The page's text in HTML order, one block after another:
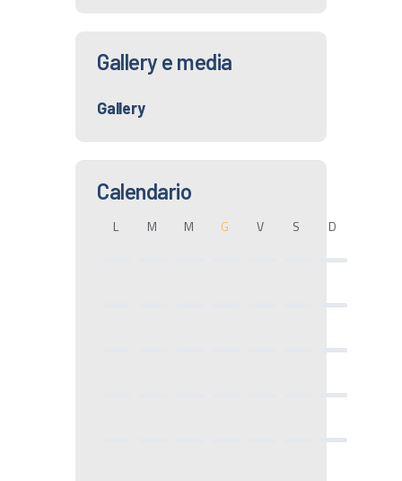
Gallery e media
Gallery
Calendario
L M M G V S D